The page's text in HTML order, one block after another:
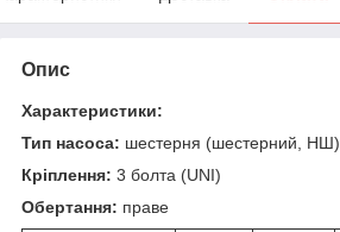
Опис
Характеристики:
Тип насоса: шестерня (шестерний, НШ)
Кріплення: 3 болта (UNI)
Обертання: праве